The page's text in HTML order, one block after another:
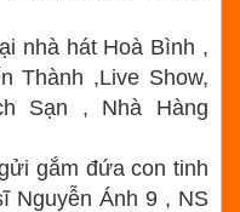
nhà hát Hoà Bình ,
Thành ,Live Show,
Sạn , Nhà Hàng
gắm đứa con tinh
Nguyễn Ánh 9 , NS